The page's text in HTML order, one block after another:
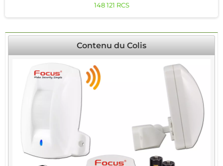
148 121 RCS
Contenu du Colis